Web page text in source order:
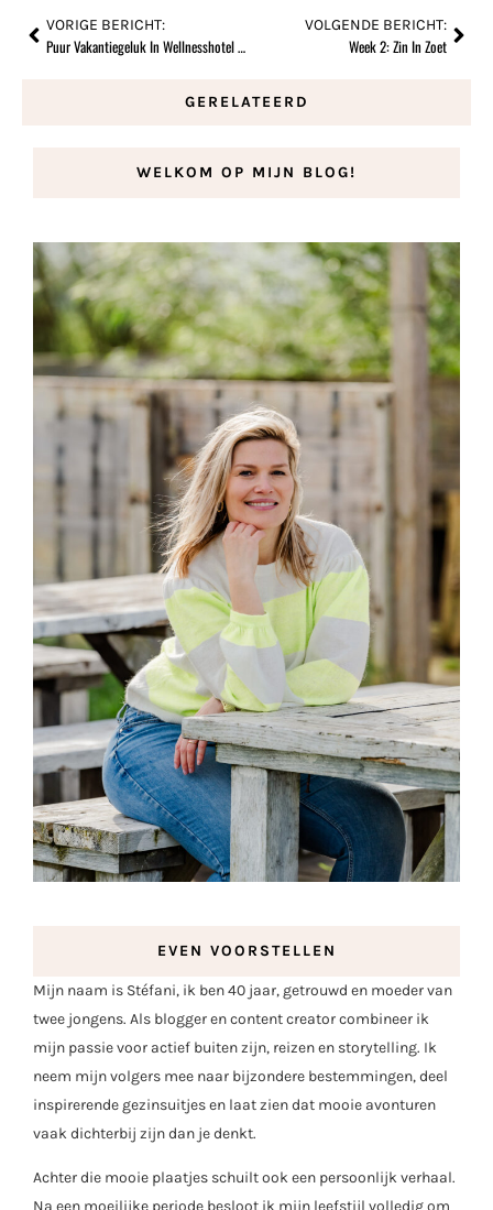
VORIGE BERICHT:
Puur Vakantiegeluk In Wellnesshotel Nesslerhof
VOLGENDE BERICHT:
Week 2: Zin In Zoet
GERELATEERD
WELKOM OP MIJN BLOG!
EVEN VOORSTELLEN
Mijn naam is Stéfani, ik ben 40 jaar, getrouwd en moeder van
twee jongens. Als blogger en content creator combineer ik
mijn passie voor actief buiten zijn, reizen en storytelling. Ik
neem mijn volgers mee naar bijzondere bestemmingen, deel
inspirerende gezinsuitjes en laat zien dat mooie avonturen
vaak dichterbij zijn dan je denkt.
Achter die mooie plaatjes schuilt ook een persoonlijk verhaal.